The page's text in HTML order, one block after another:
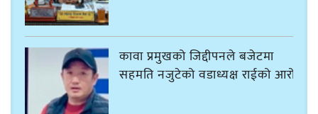
कावा प्रमुखको जिद्दीपनले बजेटमा
सहमति नजुटेको वडाध्यक्ष राईको आरोप